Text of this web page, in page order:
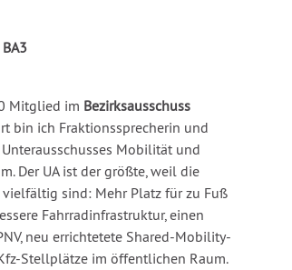
Mitglied im Bezirksausschuss
bin ich Fraktionssprecherin und
Mobilität und
Der UA ist der größte, weil die
sind: Mehr Platz für zu Fuß
Fahrradinfrastruktur, einen
neu errichtetete Shared-Mobility-
Stellplätze im öffentlichen Raum.